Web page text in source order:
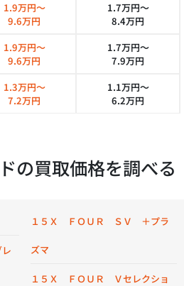
1.9万円～
9.6万円
1.7万円～
8.4万円
1.9万円～
9.6万円
1.7万円～
7.9万円
1.3万円～
7.2万円
1.1万円～
6.2万円
の買取価格を調べる
１５Ｘ ＦＯＵＲ ＳＶ ＋プラ
ズマ
１５Ｘ ＦＯＵＲ Ｖセレクショ